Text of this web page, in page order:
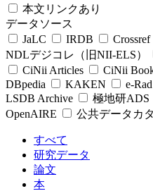
本文リンクあり
データソース
JaLC
IRDB Crossref
NDLデジコレ（旧NII-ELS）
CiNii Articles
CiNii
DBpedia
KAKEN e-Rad
LSDB Archive
極地研ADS
OpenAIRE
公共データカ
すべて
研究データ
論文
本